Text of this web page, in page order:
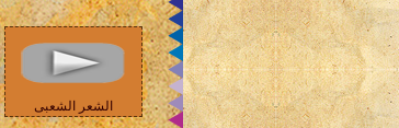
الشعر الشعبى